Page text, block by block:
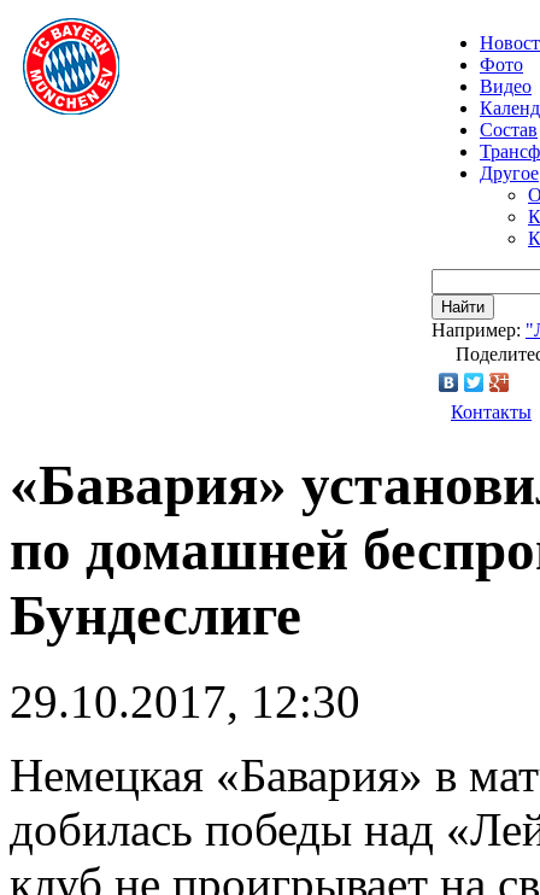
Фото
Видео
Состав
Другое
Найти
Например:
Контакты
«Бавария»
по домашней
Бундеслиге
29.10.2017, 12:30
Немецкая «Бавария» в
добилась победы над
клуб не проигрывает на